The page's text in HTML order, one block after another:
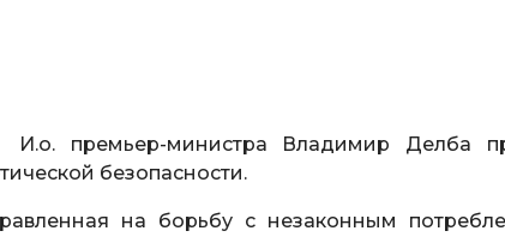
И.о. премьер-министра Владимир Делба
безопасности.
на борьбу с незаконным